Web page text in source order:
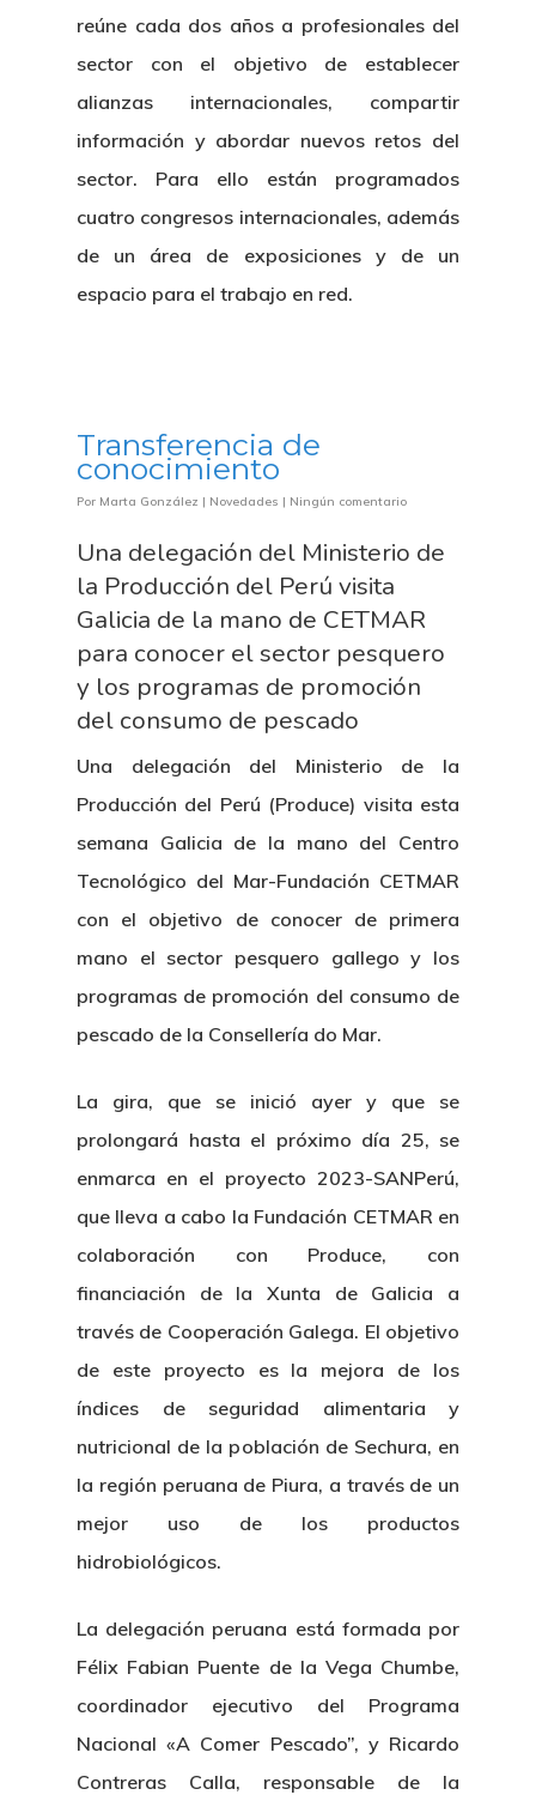
reúne cada dos años a profesionales del
sector con el objetivo de establecer
alianzas internacionales, compartir
información y abordar nuevos retos del
sector. Para ello están programados
cuatro congresos internacionales, además
de un área de exposiciones y de un
espacio para el trabajo en red.
Transferencia de
conocimiento
Por Marta González | Novedades | Ningún comentario
Una delegación del Ministerio de
la Producción del Perú visita
Galicia de la mano de CETMAR
para conocer el sector pesquero
y los programas de promoción
del consumo de pescado
Una delegación del Ministerio de la
Producción del Perú (Produce) visita esta
semana Galicia de la mano del Centro
Tecnológico del Mar-Fundación CETMAR
con el objetivo de conocer de primera
mano el sector pesquero gallego y los
programas de promoción del consumo de
pescado de la Consellería do Mar.
La gira, que se inició ayer y que se
prolongará hasta el próximo día 25, se
enmarca en el proyecto 2023-SANPerú,
que lleva a cabo la Fundación CETMAR en
colaboración con Produce, con
financiación de la Xunta de Galicia a
través de Cooperación Galega. El objetivo
de este proyecto es la mejora de los
índices de seguridad alimentaria y
nutricional de la población de Sechura, en
la región peruana de Piura, a través de un
mejor uso de los productos
hidrobiológicos.
La delegación peruana está formada por
Félix Fabian Puente de la Vega Chumbe,
coordinador ejecutivo del Programa
Nacional «A Comer Pescado”, y Ricardo
Contreras Calla, responsable de la